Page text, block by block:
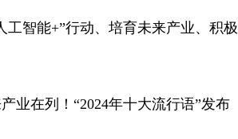
工智能+”行动、培育未来产业、积
业在列！“2024年十大流行语”发布